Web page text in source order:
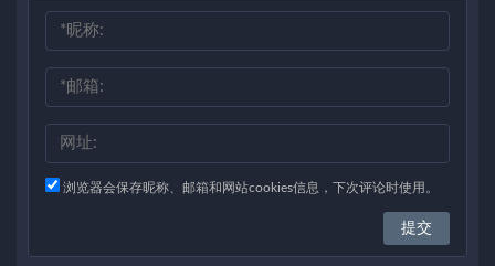
浏览器会保存昵称、邮箱和网站cookies信息，下次评论时使用。